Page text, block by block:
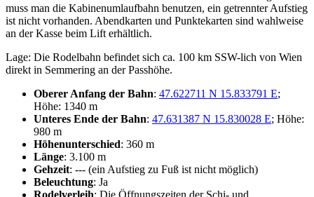
muss man die Kabinenumlaufbahn benutzen, ein getrennter Aufstieg
ist nicht vorhanden. Abendkarten und Punktekarten sind wahlweise
an der Kasse beim Lift erhältlich.
Lage: Die Rodelbahn befindet sich ca. 100 km SSW-lich von Wien
direkt in Semmering an der Passhöhe.
Oberer Anfang der Bahn: 47.622711 N 15.833791 E;
Höhe: 1340 m
Unteres Ende der Bahn: 47.631387 N 15.830028 E; Höhe:
980 m
Höhenunterschied: 360 m
Länge: 3.100 m
Gehzeit: --- (ein Aufstieg zu Fuß ist nicht möglich)
Beleuchtung: Ja
Rodelverleih: Die Öffnungszeiten der Schi- und